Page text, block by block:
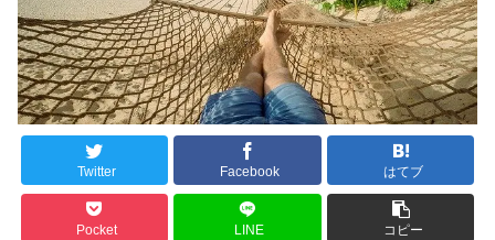
Twitter Facebook はてブ
Pocket LINE コピー